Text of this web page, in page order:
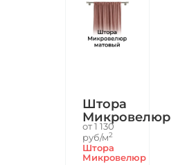
Штора
Микровелюр
от 1 130
руб/м2
Штора
Микровелюр